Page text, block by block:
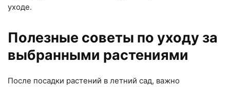
уходе.
Полезные советы по уходу за
выбранными растениями
После посадки растений в летний сад, важно